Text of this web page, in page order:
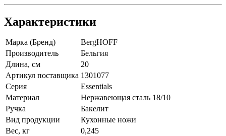
Характеристики
Марка (Бренд)
BergHOFF
Производитель
Бельгия
Длина, см
20
Артикул поставщика 1301077
Серия
Essentials
Материал
Нержавеющая сталь 18/10
Ручка
Бакелит
Вид продукции
Кухонные ножи
Вес, кг
0,245